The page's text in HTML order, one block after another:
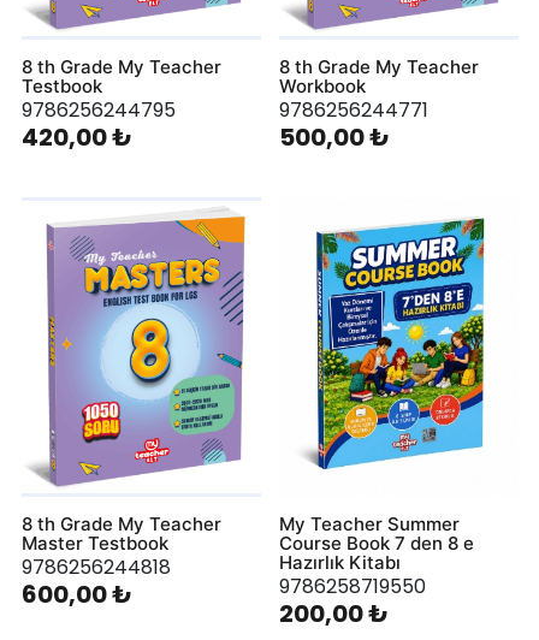
8 th Grade My Teacher
Testbook
9786256244795
420,00 ₺
8 th Grade My Teacher
Workbook
9786256244771
500,00 ₺
8 th Grade My Teacher
Master Testbook
9786256244818
600,00 ₺
My Teacher Summer
Course Book 7 den 8 e
Hazırlık Kitabı
9786258719550
200,00 ₺